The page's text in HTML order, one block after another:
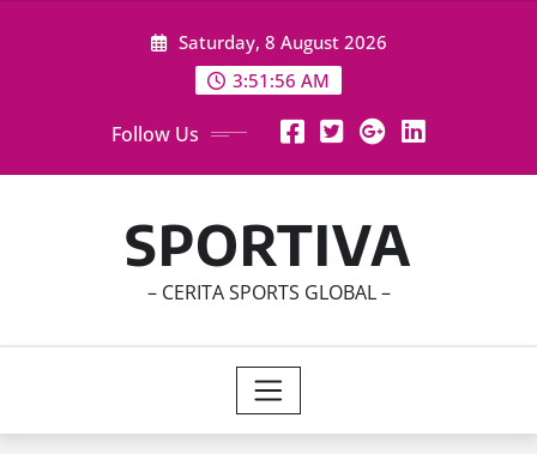
Saturday, 8 August 2026
3:51:58 AM
Follow Us
SPORTIVA
– CERITA SPORTS GLOBAL –